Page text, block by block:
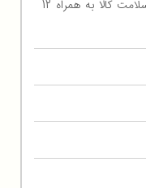
با ضمانت اصالت و سلامت کالا به همراه 12